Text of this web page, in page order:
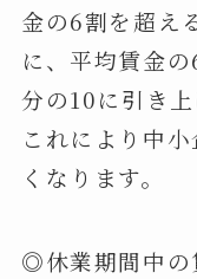
金の6割を超え
に、平均賃金
分の10に引き上
これにより中
くなります。
◎休業期間中の